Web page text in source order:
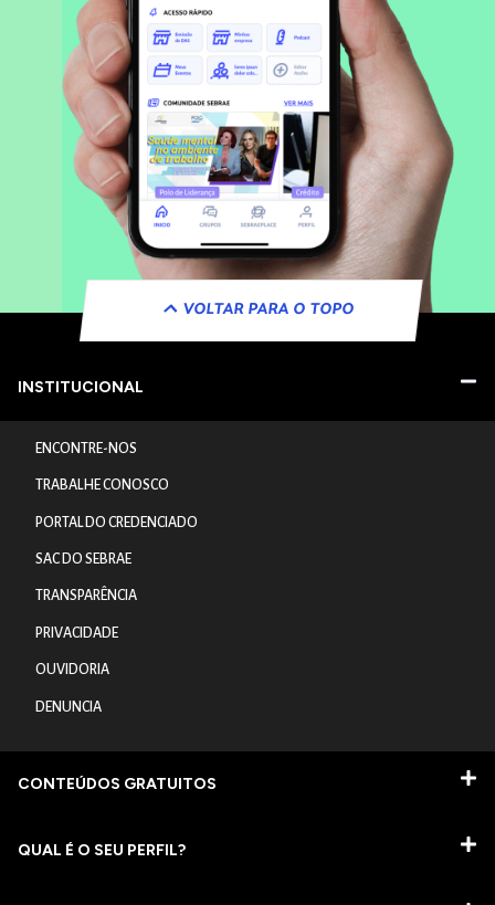
VOLTAR PARA O TOPO
INSTITUCIONAL
ENCONTRE-NOS
TRABALHE CONOSCO
PORTAL DO CREDENCIADO
SAC DO SEBRAE
TRANSPARÊNCIA
PRIVACIDADE
OUVIDORIA
DENUNCIA
CONTEÚDOS GRATUITOS
QUAL É O SEU PERFIL?